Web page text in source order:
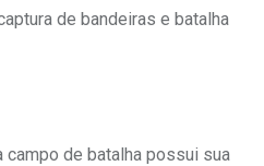
de bandeiras e batalha
campo de batalha possui sua